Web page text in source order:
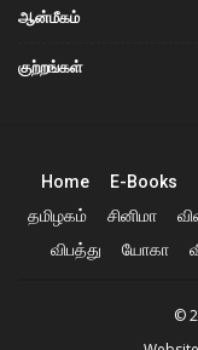
ஆன்மீகம்
குற்றங்கள்
Home E-Books
தமிழகம்
சினிமா
விபத்து
யோகா
©